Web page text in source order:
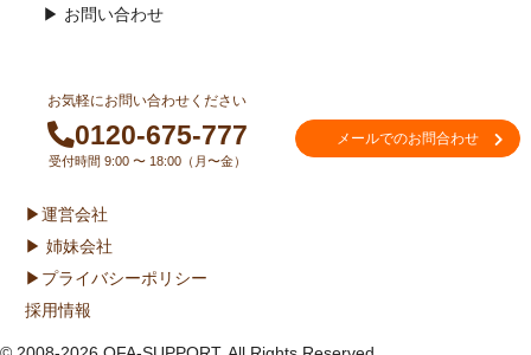
▶ お問い合わせ
お気軽にお問い合わせください
0120-675-777
受付時間 9:00 〜 18:00（月〜金）
メールでのお問合わせ
▶運営会社
▶ 姉妹会社
▶プライバシーポリシー
採用情報